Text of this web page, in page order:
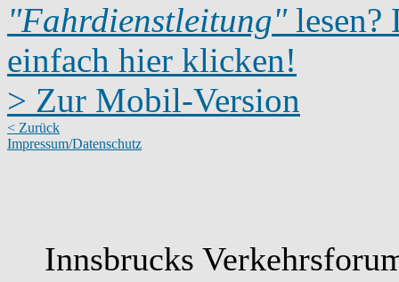
"Fahrdienstleitung"lesen?
einfach hier klicken!
> Zur Mobil-Version
< Zurück
Impressum/Datenschutz
Innsbrucks